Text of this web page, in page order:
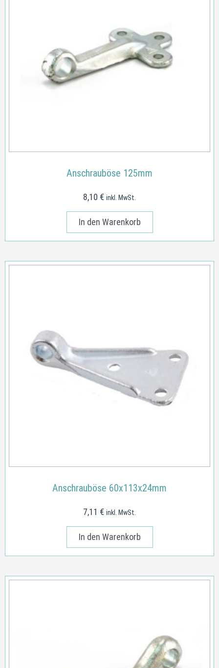
Anschrauböse 125mm
8,10 € inkl. MwSt.
In den Warenkorb
Anschrauböse 60x113x24mm
7,11 € inkl. MwSt.
In den Warenkorb